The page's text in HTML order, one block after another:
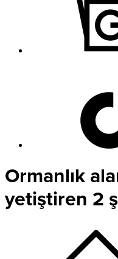
Ormanlık
yetiştiren 2